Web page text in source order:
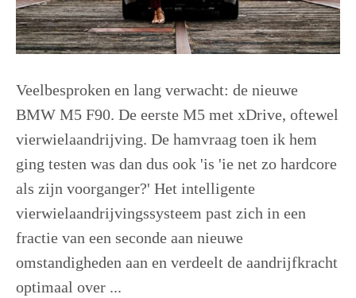
Veelbesproken en lang verwacht: de nieuwe
BMW M5 F90. De eerste M5 met xDrive, oftewel
vierwielaandrijving. De hamvraag toen ik hem
ging testen was dan dus ook 'is 'ie net zo hardcore
als zijn voorganger?' Het intelligente
vierwielaandrijvingssysteem past zich in een
fractie van een seconde aan nieuwe
omstandigheden aan en verdeelt de aandrijfkracht
optimaal over ...